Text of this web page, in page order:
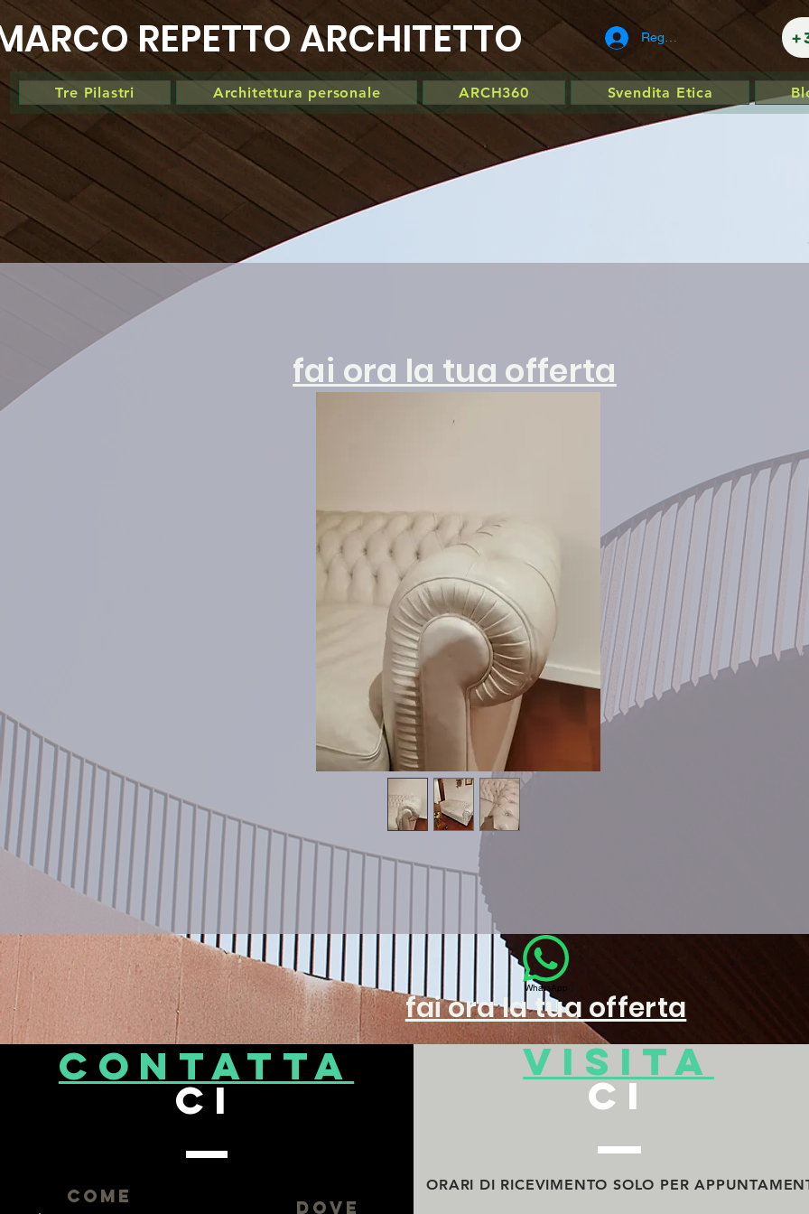
REPETTO ARCHITETTO Registrati
Tre Pilastri Architettura personale ARCH360 Svendita Etica
fai ora la tua offerta
WhatsApp
fai ora la tua offerta
CONTATta
ci
come
dove
visita
ci
ORARI DI RICEVIMENTOSOLO PER